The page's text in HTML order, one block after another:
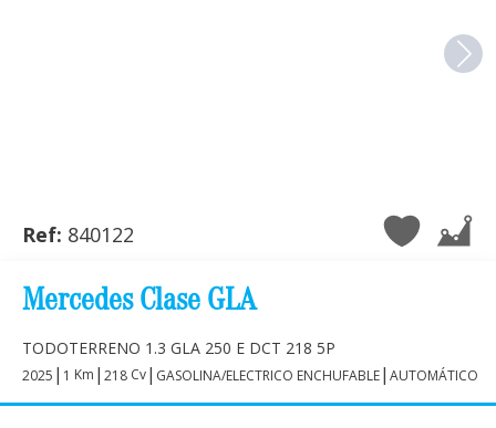
Ref: 840122
Mercedes Clase GLA
TODOTERRENO 1.3 GLA 250 E DCT 218 5P
2025 | 1 Km | 218 Cv| GASOLINA/ELECTRICO ENCHUFABLE| AUTOMÁTICO